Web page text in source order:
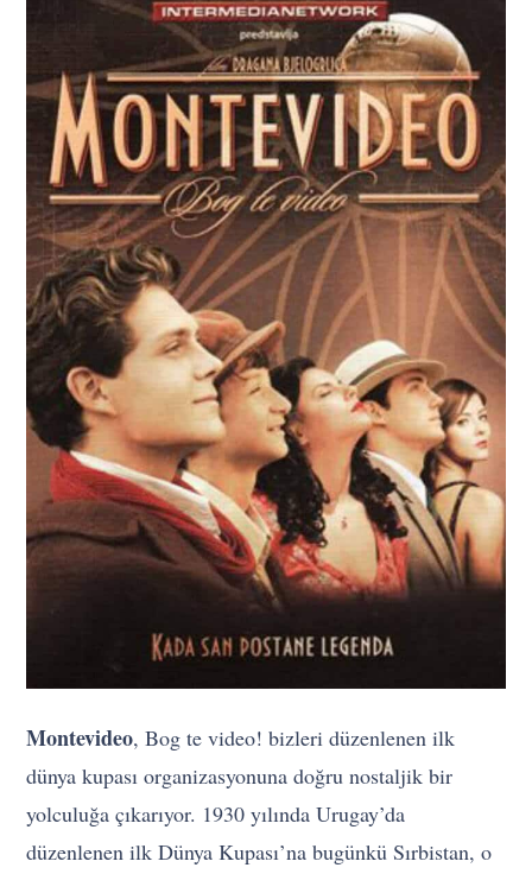
Montevideo, Bog te video! bizleri düzenlenen ilk
dünya kupası organizasyonuna doğru nostaljik bir
yolculuğa çıkarıyor. 1930 yılında Urugay’da
düzenlenen ilk Dünya Kupası’na bugünkü Sırbistan, o